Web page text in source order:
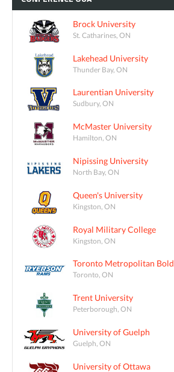
Brock University
St. Catharines, ON
Lakehead University
Thunder Bay, ON
Laurentian University
Sudbury, ON
McMaster University
Hamilton, ON
Nipissing University
North Bay, ON
Queen's University
Kingston, ON
Royal Military College
Kingston, ON
Toronto Metropolitan Bold
Toronto, ON
Trent University
Peterborough, ON
University of Guelph
Guelph, ON
University of Ottawa